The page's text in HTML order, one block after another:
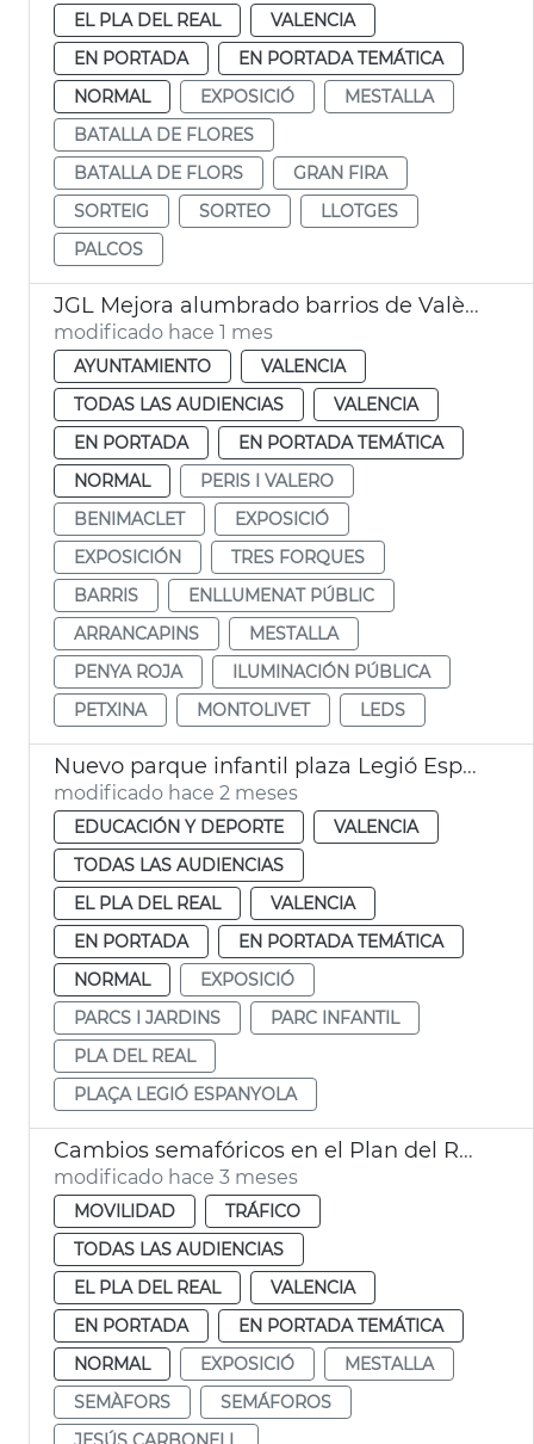
EL PLA DEL REAL
VALENCIA
EN PORTADA
EN PORTADA TEMÁTICA
NORMAL
EXPOSICIÓ
MESTALLA
BATALLA DE FLORES
BATALLA DE FLORS
GRAN FIRA
SORTEIG
SORTEO
LLOTGES
PALCOS
JGL Mejora alumbrado barrios de València
modificado hace 1 mes
AYUNTAMIENTO
VALENCIA
TODAS LAS AUDIENCIAS
VALENCIA
EN PORTADA
EN PORTADA TEMÁTICA
NORMAL
PERIS I VALERO
BENIMACLET
EXPOSICIÓ
EXPOSICIÓN
TRES FORQUES
BARRIS
ENLLUMENAT PÚBLIC
ARRANCAPINS
MESTALLA
PENYA ROJA
ILUMINACIÓN PÚBLICA
PETXINA
MONTOLIVET LEDS
Nuevo parque infantil plaza Legió Espanyola València
modificado hace 2 meses
EDUCACIÓN Y DEPORTE
VALENCIA
TODAS LAS AUDIENCIAS
EL PLA DEL REAL
VALENCIA
EN PORTADA
EN PORTADA TEMÁTICA
NORMAL
EXPOSICIÓ
PARCS I JARDINS
PARC INFANTIL
PLA DEL REAL
PLAÇA LEGIÓ ESPANYOLA
Cambios semafóricos en el Plan del Real València
modificado hace 3 meses
MOVILIDAD
TRÁFICO
TODAS LAS AUDIENCIAS
EL PLA DEL REAL
VALENCIA
EN PORTADA
EN PORTADA TEMÁTICA
NORMAL
EXPOSICIÓ
MESTALLA
SEMÀFORS
SEMÁFOROS